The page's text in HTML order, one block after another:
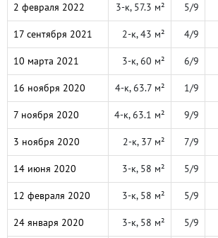
2 февраля 2022 3-к, 57.3 м² 5/9
17 сентября 2021 2-к, 43 м² 4/9
10 марта 2021 3-к, 60 м² 6/9
16 ноября 2020 4-к, 63.7 м² 1/9
7 ноября 2020 4-к, 63.1 м² 9/9
3 ноября 2020 2-к, 37 м² 7/9
14 июня 2020 3-к, 58 м² 5/9
12 февраля 2020 3-к, 58 м² 5/9
24 января 2020 3-к, 58 м² 5/9